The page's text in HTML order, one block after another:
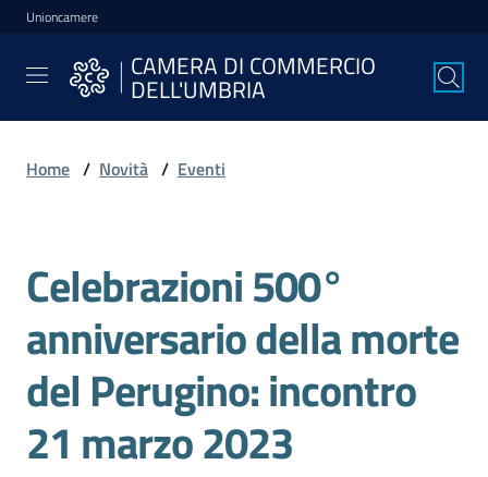
Vai al contenuto
Vai alla navigazione
Vai al footer
Unioncamere
CAMERA DI COMMERCIO
DELL'UMBRIA
CAMERA DI
COMMERCIO
DELL'UMBRIA
Avviare
l'Impresa
Gestire
Home / Novità / Eventi
Salta al contenuto
Celebrazioni 500°
anniversario della morte
del Perugino: incontro
21 marzo 2023